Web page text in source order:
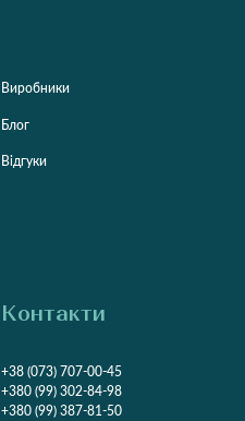
Виробники
Блог
Відгуки
Контакти
+38 (073) 707-00-45
+380 (99) 302-84-98
+380 (99) 387-81-50